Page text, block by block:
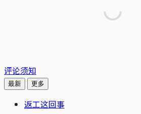
评论须知
最新 更多
返工这回事